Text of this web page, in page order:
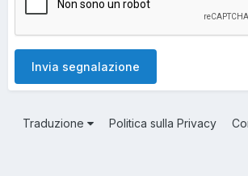
Invia segnalazione
Traduzione Politica sulla Privacy